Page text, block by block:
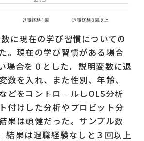
に現在の学び習慣についての
。現在の学び習慣がある場合
場合を０とした。説明変数に退
数を入れ、また性別、年齢、
どをコントロールしOLS分析
付けした分析やプロビット分
果は頑健だった。サンプル数
結果は退職経験なしと３回以上